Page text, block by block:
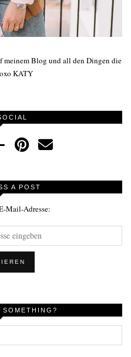
Blog und all den Dingen die
KATY
A POST
Mail-Adresse: